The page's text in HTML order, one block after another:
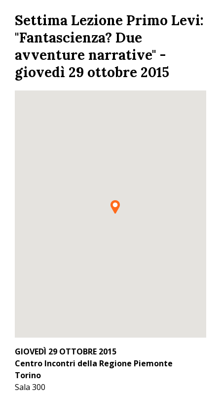
content
Settima Lezione Primo Levi:
"Fantascienza? Due
avventure narrative" -
giovedì 29 ottobre 2015
GIOVEDÌ 29 OTTOBRE 2015
Centro Incontri della Regione Piemonte
Torino
Sala 300